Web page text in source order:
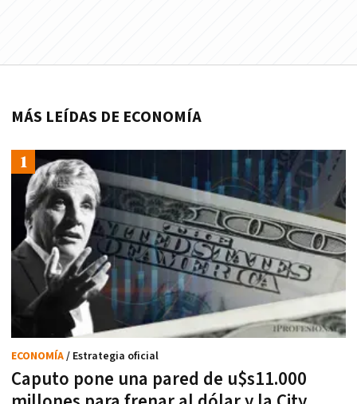
MÁS LEÍDAS DE ECONOMÍA
Caputo pone una pared de u$s11.000
ECONOMÍA/ Estrategia oficial